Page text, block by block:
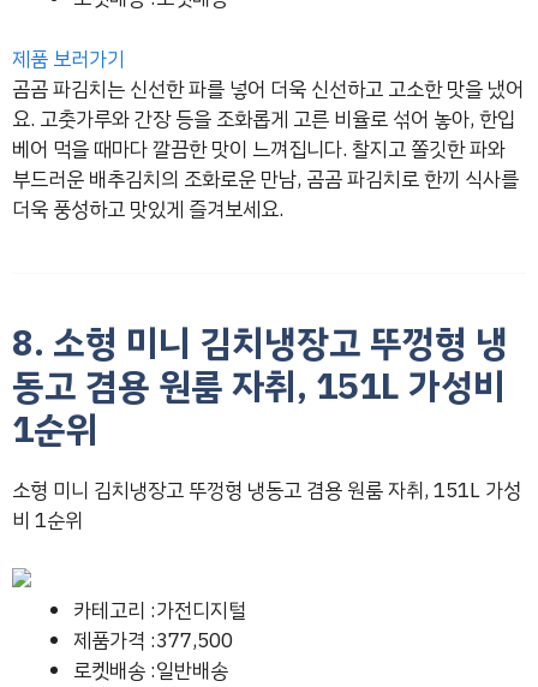
제품 보러가기
곰곰 파김치는 신선한 파를 넣어 더욱 신선하고 고소한 맛을 냈어
요. 고춧가루와 간장 등을 조화롭게 고른 비율로 섞어 놓아, 한입
베어 먹을 때마다 깔끔한 맛이 느껴집니다. 찰지고 쫄깃한 파와
부드러운 배추김치의 조화로운 만남, 곰곰 파김치로 한끼 식사를
더욱 풍성하고 맛있게 즐겨보세요.
8. 소형 미니 김치냉장고 뚜껑형 냉
동고 겸용 원룸 자취, 151L 가성비
1순위
소형 미니 김치냉장고 뚜껑형 냉동고 겸용 원룸 자취, 151L 가성
비 1순위
카테고리 :가전디지털
제품가격 :377,500
로켓배송 :일반배송